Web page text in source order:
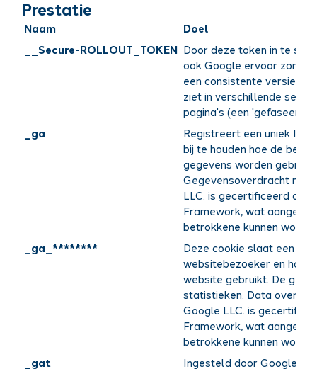
Prestatie
Naam
Doel
__Secure-ROLLOUT_TOKEN Door deze token in te
ook Google ervoor
een consistente versie
ziet in verschillende
pagina's (een
_ga
Registreert een uniek ID
bij te houden hoe de
gegevens worden
Gegevensoverdracht
LLC. is gecertificeerd
Framework, wat
betrokkene kunnen
_ga_********
Deze cookie slaat een
websitebezoeker en
website gebruikt. De
statistieken. Data
Google LLC. is
Framework, wat
betrokkene kunnen
_gat
Ingesteld door Google